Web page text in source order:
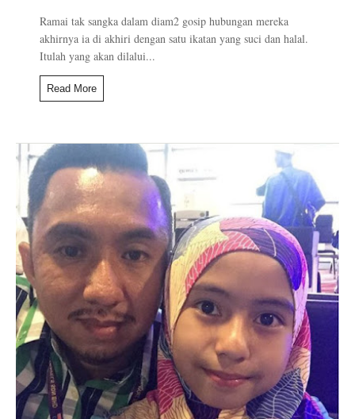
Ramai tak sangka dalam diam2 gosip hubungan mereka
akhirnya ia di akhiri dengan satu ikatan yang suci dan halal.
Itulah yang akan dilalui...
Read More